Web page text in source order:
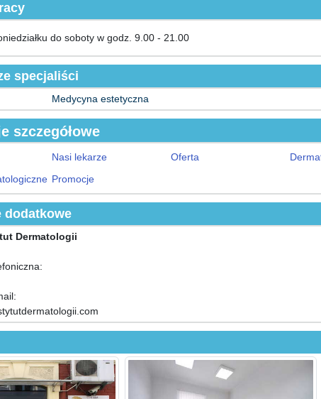
do soboty w godz. 9.00 - 21.00
specjaliści
Medycyna estetyczna
szczegółowe
Nasi lekarze Oferta
Promocje
dodatkowe
Dermatologii